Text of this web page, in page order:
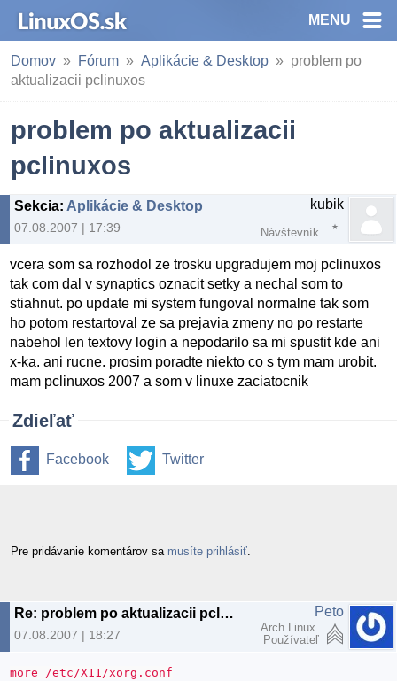
MENU
Domov Fórum Aplikácie & Desktop
problem po
aktualizacii pclinuxos
problem po aktualizacii
pclinuxos
Sekcia: Aplikácie & Desktop
07.08.2007 | 17:39
kubik
Návštevník
vcera som sa rozhodol ze trosku upgradujem moj pclinuxos
tak com dal v synaptics oznacit setky a nechal som to
stiahnut. po update mi system fungoval normalne tak som
ho potom restartoval ze sa prejavia zmeny no po restarte
nabehol len textovy login a nepodarilo sa mi spustit kde ani
x-ka. ani rucne. prosim poradte niekto co s tym mam urobit.
mam pclinuxos 2007 a som v linuxe zaciatocnik
Zdieľať
Facebook Twitter
Pre pridávanie komentárov sa musíte prihlásiť
Re: problem po aktualizacii pclinuxos
07.08.2007 | 18:27
Peto
Arch Linux
Používateľ
more /etc/X11/xorg.conf